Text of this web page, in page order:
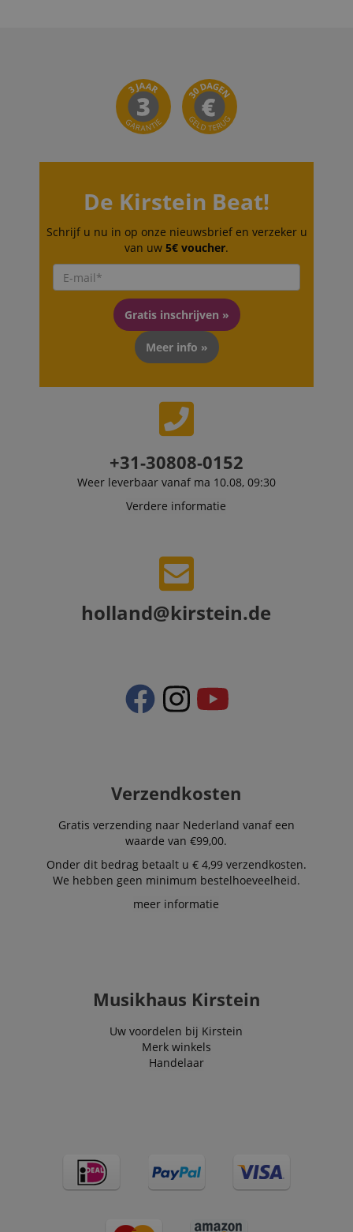
De Kirstein Beat!
Schrijf u nu in op onze nieuwsbrief en verzeker u
van uw 5€ voucher.
Gratis inschrijven »
Meer info »
+31-30808-0152
Weer leverbaar vanaf ma 10.08, 09:30
Verdere informatie
holland@kirstein.de
Verzendkosten
Gratis verzending naar Nederland vanaf een
waarde van €99,00.
Onder dit bedrag betaalt u € 4,99 verzendkosten.
We hebben geen minimum bestelhoeveelheid.
meer informatie
Musikhaus Kirstein
Uw voordelen bij Kirstein
Merk winkels
Handelaar